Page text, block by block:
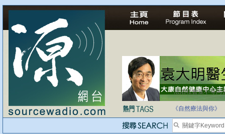
法治社會並不等同
《自然療法與你》